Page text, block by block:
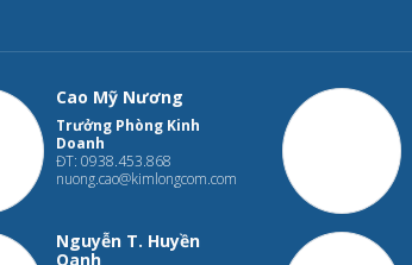
Cao Mỹ Nương
Trưởng Phòng Kinh
Doanh
ĐT: 0938.453.868
nuong.cao@kimlongcom.com
Nguyễn T. Huyền
Oanh